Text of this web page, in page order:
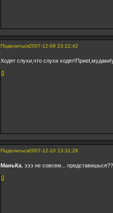
Поделиться2007-12-09 23:22:42
Ходят слухи,что слухи
0
Поделиться2007-12-10 13:31:29
МаньКа , эээ не совсем...
0